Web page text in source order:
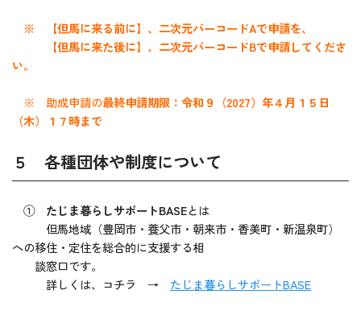
※ 【但馬に来る前に】、二次元バーコードAで申請を、
【但馬に来た後に】、二次元バーコードBで申請してくださ
い。
※ 助成申請の最終申請期限：令和９（2027）年４月１５日
（木）１７時まで
５ 各種団体や制度について
① たじま暮らしサポートBASEとは
但馬地域（豊岡市・養父市・朝来市・香美町・新温泉町）
への移住・定住を総合的に支援する相
談窓口です。
詳しくは、コチラ → たじま暮らしサポートBASE